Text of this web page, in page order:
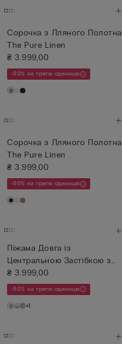
Сорочка з Лляного Полотна
The Pure Linen
₴ 3.999,00
-50% на третю одиницю
Сорочка з Лляного Полотна
The Pure Linen
₴ 3.999,00
-50% на третю одиницю
Піжама Довга із
Центральною Застібкою з
Модалу та ...
₴ 3.999,00
-50% на третю одиницю
+1